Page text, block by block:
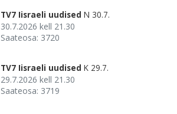
TV7 Iisraeli uudised N 30.7.
30.7.2026 kell 21.30
Saateosa: 3720
TV7 Iisraeli uudised K 29.7.
29.7.2026 kell 21.30
Saateosa: 3719